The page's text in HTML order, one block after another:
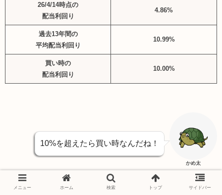
26/4/14時点の
配当利回り
4.86%
過去13年間の
平均配当利回り
10.99%
買い時の
配当利回り
10.00%
10%を超えたら買い時なんだね！
かめ太